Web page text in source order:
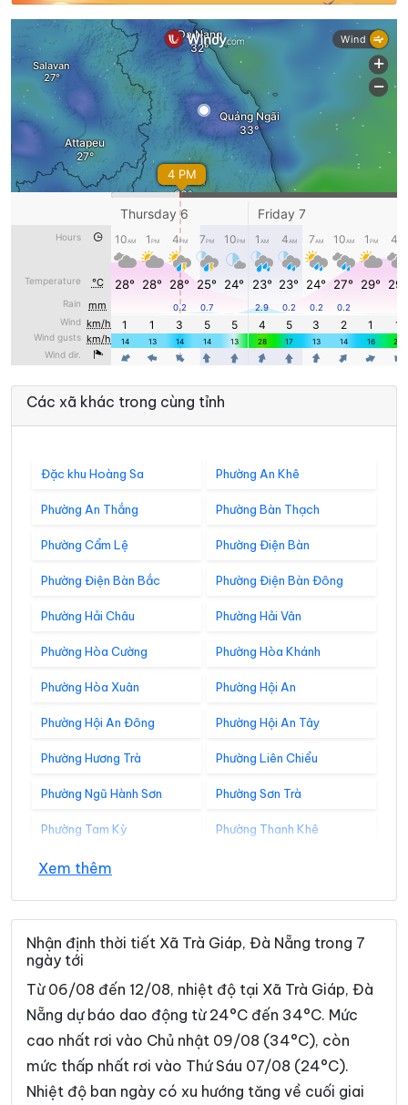
Các xã khác trong cùng tỉnh
Đặc khu Hoàng Sa Phường An Khê
Phường An Thắng Phường Bàn Thạch
Phường Cẩm Lệ Phường Điện Bàn
Phường Điện Bàn Bắc Phường Điện Bàn Đông
Phường Hải Châu Phường Hải Vân
Phường Hòa Cường Phường Hòa Khánh
Phường Hòa Xuân Phường Hội An
Phường Hội An Đông Phường Hội An Tây
Phường Hương Trà Phường Liên Chiểu
Phường Ngũ Hành Sơn Phường Sơn Trà
Phường Tam Kỳ Phường Thanh Khê
Xã Avương
Xã Bến Giằng Xã Bến Hiên
Xã Chiên Đàn Xã Đắc Pring
Xã Đại Lộc
Xã Đồng Dương Xã Đông Giang
Xã Đức Phú Xã Duy Nghĩa
Xã Duy Xuyên Xã Gò Nổi
Xem thêm
Nhận định thời tiết Xã Trà Giáp, Đà Nẵng trong 7
ngày tới
Từ 06/08 đến 12/08, nhiệt độ tại Xã Trà Giáp, Đà
Nẵng dự báo dao động từ 24°C đến 34°C. Mức
cao nhất rơi vào Chủ nhật 09/08 (34°C), còn
mức thấp nhất rơi vào Thứ Sáu 07/08 (24°C).
Nhiệt độ ban ngày có xu hướng tăng về cuối giai